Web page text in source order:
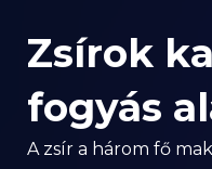
Zsírok
fogyás
A zsír a három fő